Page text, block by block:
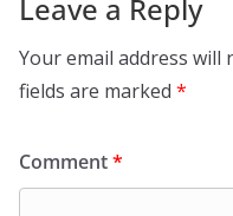
Leave a Reply
Your email address will
fields are marked *
Comment*